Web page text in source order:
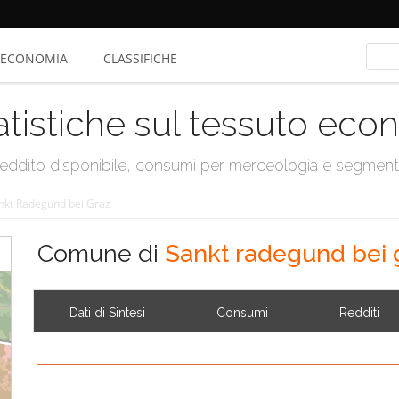
ECONOMIA CLASSIFICHE
sul tessuto
disponibile, consumi per merceologia e
Radegund bei Graz
Comune di Sankt radegund bei
Dati di Sintesi Consumi Redditi